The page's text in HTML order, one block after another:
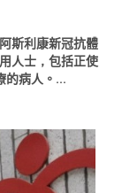
斯利康新冠抗體
人士，包括正使
的病人。...